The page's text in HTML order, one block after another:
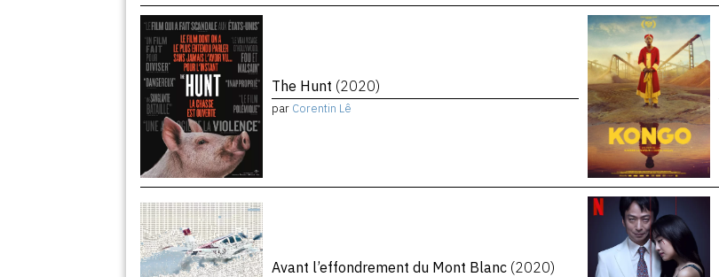
The Hunt (2020)
par Corentin Lê
Avant l’effondrement du Mont Blanc (2020)